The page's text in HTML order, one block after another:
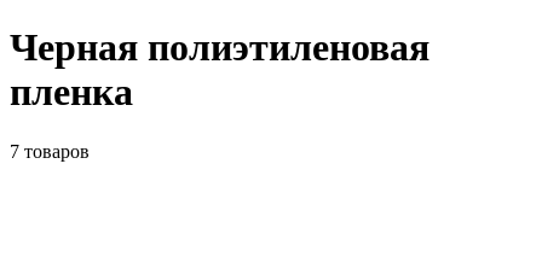
Черная полиэтиленовая
пленка
7 товаров